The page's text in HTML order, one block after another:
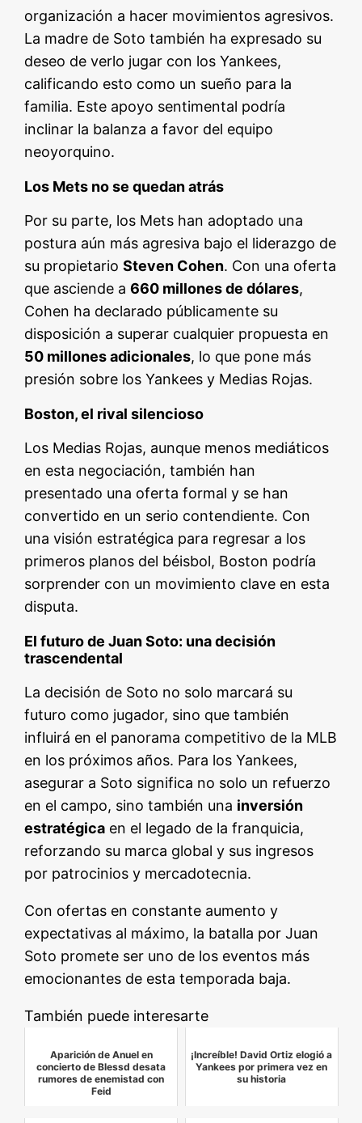
organización a hacer movimientos agresivos.
La madre de Soto también ha expresado su
deseo de verlo jugar con los Yankees,
calificando esto como un sueño para la
familia. Este apoyo sentimental podría
inclinar la balanza a favor del equipo
neoyorquino.
Los Mets no se quedan atrás
Por su parte, los Mets han adoptado una
postura aún más agresiva bajo el liderazgo de
su propietarioSteven Cohen. Con una oferta
que asciende a660 millones de dólares,
Cohen ha declarado públicamente su
disposición a superar cualquier propuesta en
50 millones adicionales, lo que pone más
presión sobre los Yankees y Medias Rojas.
Boston, el rival silencioso
Los Medias Rojas, aunque menos mediáticos
en esta negociación, también han
presentado una oferta formal y se han
convertido en un serio contendiente. Con
una visión estratégica para regresar a los
primeros planos del béisbol, Boston podría
sorprender con un movimiento clave en esta
disputa.
El futuro de Juan Soto: una decisión
trascendental
La decisión de Soto no solo marcará su
futuro como jugador, sino que también
influirá en el panorama competitivo de la MLB
en los próximos años. Para los Yankees,
asegurar a Soto significa no solo un refuerzo
en el campo, sino también una inversión
estratégica en el legado de la franquicia,
reforzando su marca global y sus ingresos
por patrocinios y mercadotecnia.
Con ofertas en constante aumento y
expectativas al máximo, la batalla por Juan
Soto promete ser uno de los eventos más
emocionantes de esta temporada baja.
También puede interesarte
Aparición de Anuel en
concierto de Blessd desata
rumores de enemistad con
Feid
¡Increíble! David Ortiz elogió a
Yankees por primera vez en
su historia